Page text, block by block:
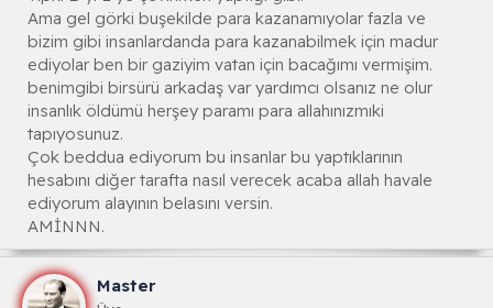
Ama gel görki buşekilde para kazanamıyolar fazla ve
bizim gibi insanlardanda para kazanabilmek için madur
ediyolar ben bir gaziyim vatan için bacağımı vermişim.
benimgibi birsürü arkadaş var yardımcı olsanız ne olur
insanlık öldümü herşey paramı para allahınızmıki
tapıyosunuz.
Çok beddua ediyorum bu insanlar bu yaptıklarının
hesabını diğer tarafta nasıl verecek acaba allah havale
ediyorum alayının belasını versin.
AMİNNN.
Master